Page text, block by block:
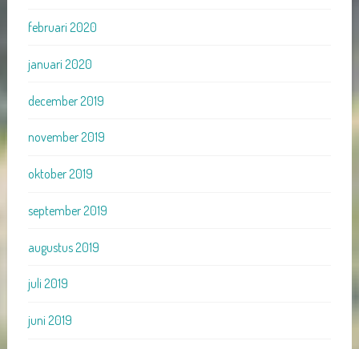
februari 2020
januari 2020
december 2019
november 2019
oktober 2019
september 2019
augustus 2019
juli 2019
juni 2019